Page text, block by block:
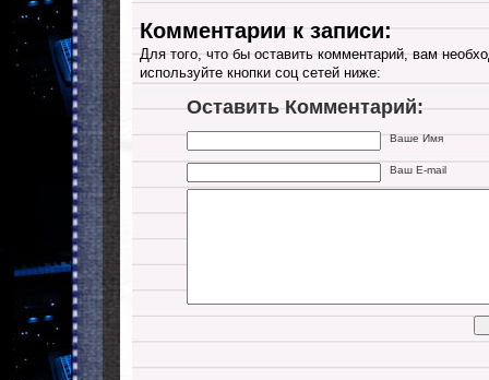
Комментарии к записи:
Для того, что бы оставить комментарий, вам
используйте кнопки соц сетей ниже:
Оставить Комментарий:
Ваше Имя
Ваш E-mail